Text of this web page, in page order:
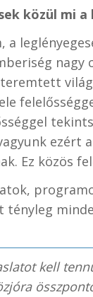
közül mi a
a
ezért
Ez közös
tényleg
kell